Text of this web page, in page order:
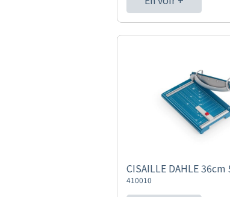
CISAILLE DAHLE 36cm
410010